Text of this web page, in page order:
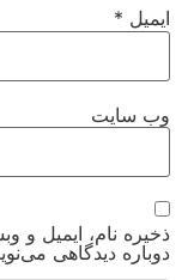
ایمیل *
وب‌ سایت
ذخیره نام، ایمیل و
دوباره دیدگاهی